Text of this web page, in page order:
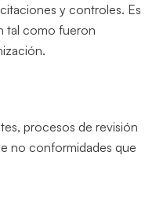
y controles. Es
tal como fueron
procesos de revisión
no conformidades que